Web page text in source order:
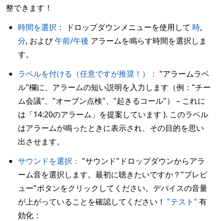
整できます！
時間を選択：
ドロップダウンメニューを使用して 時,
分, および午前/午後 アラームを鳴らす時間を選択しま
す。
ラベルを付ける（任意ですが推奨！）： "アラームラベ
ル"欄に、アラームの短い説明を入力します（例："チー
ム会議"、"オーブン点検"、"起きるコール"） – これに
は「14:20のアラーム」を提案しています ). このラベル
はアラームが鳴ったときに表示され、その目的を思い
出させます。
サウンドを選択： "サウンド"ドロップダウンからアラ
ーム音を選択します。最初に聴きたいですか？"プレビ
ュー"ボタンをクリックしてください。デバイスの音量
が上がっていることを確認してください！ "テスト" 有
効化：